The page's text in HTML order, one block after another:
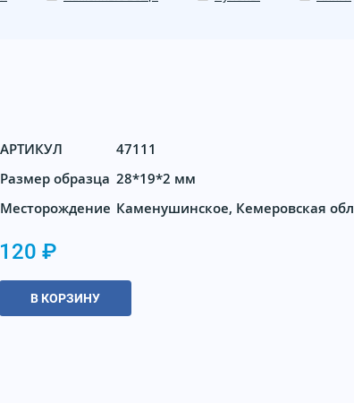
АРТИКУЛ
47111
Размер образца 28*19*2 мм
Месторождение Каменушинское, Кемеровская обл
120 ₽
В КОРЗИНУ